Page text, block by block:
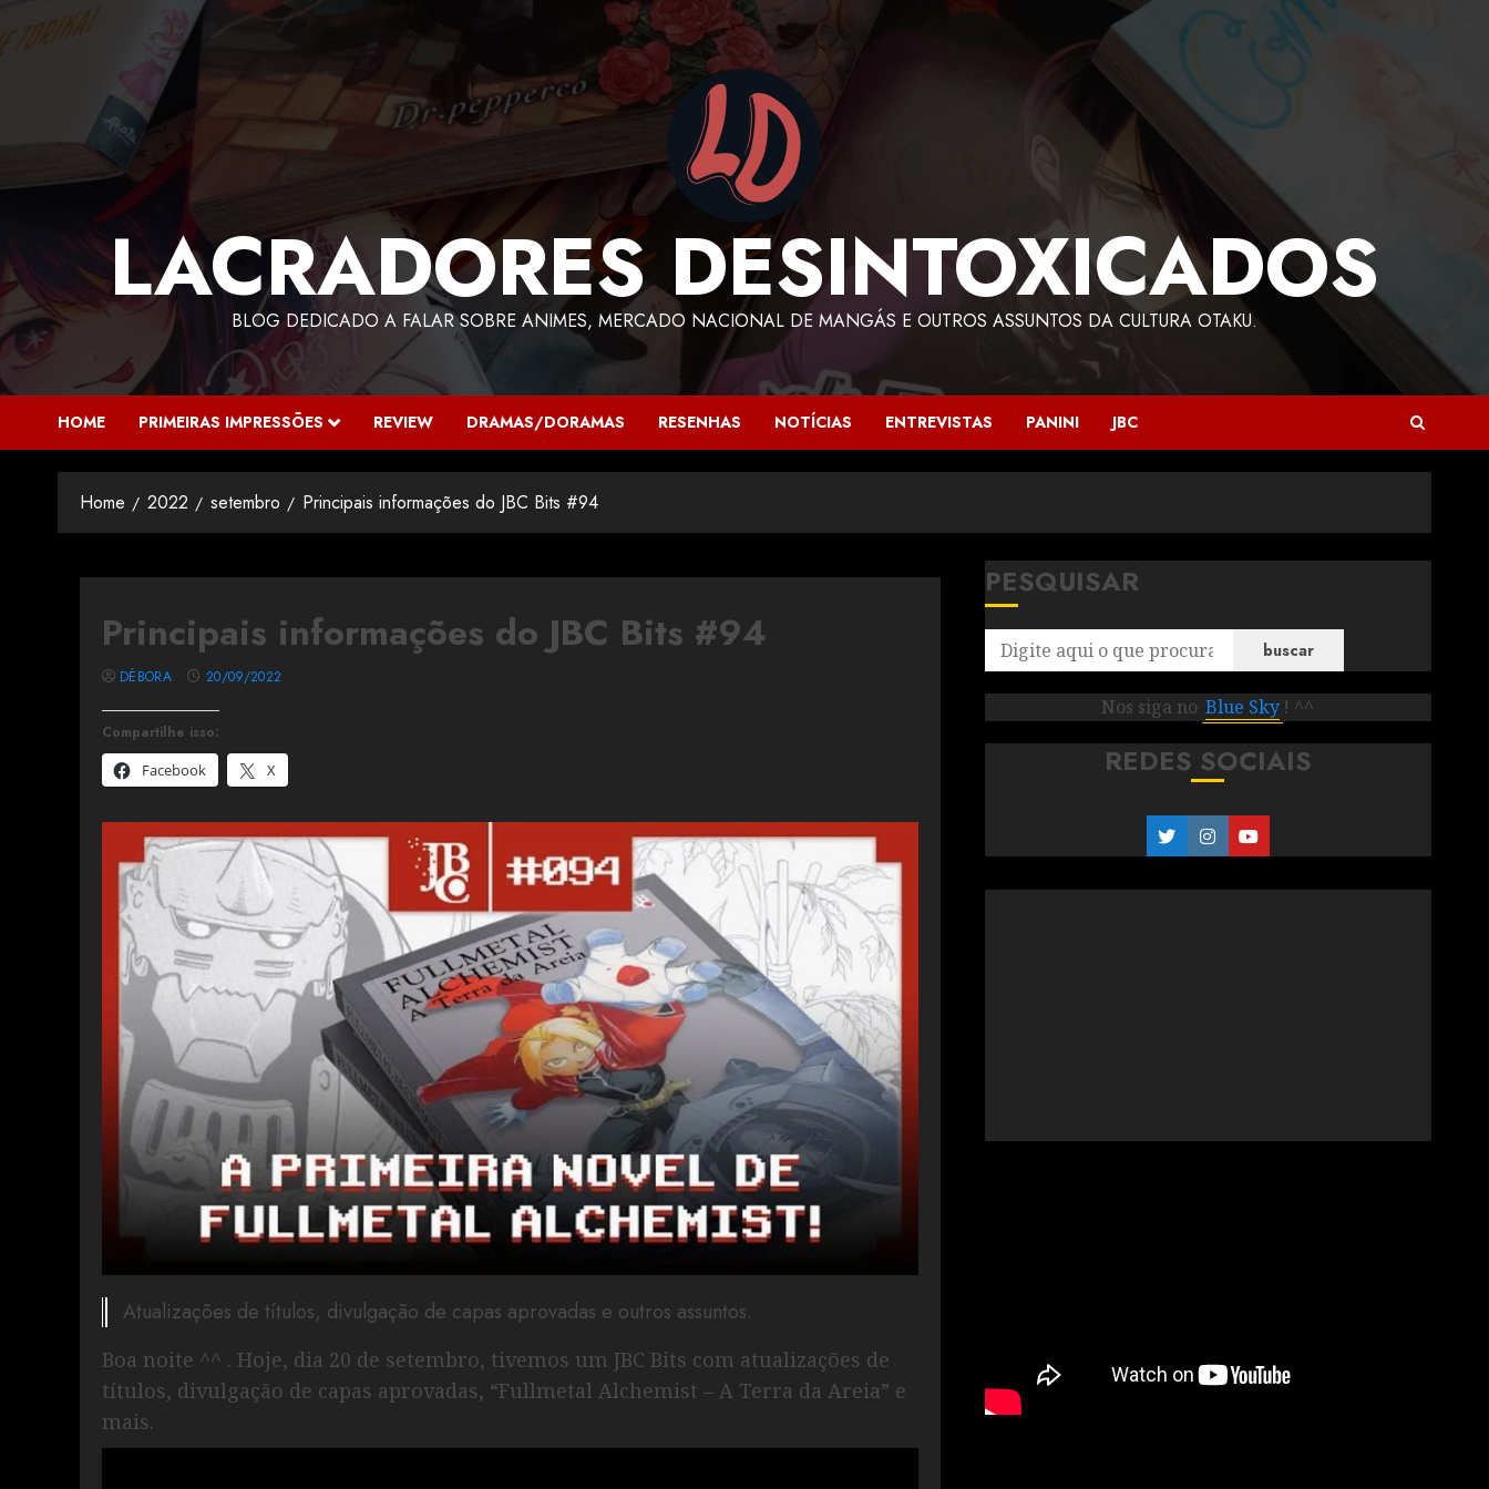
LACRADORES DESINTOXICADOS
BLOG DEDICADO A FALAR SOBRE ANIMES, MERCADO NACIONAL DE MANGÁS E OUTROS ASSUNTOS DA CULTURA OTAKU.
HOME PRIMEIRAS IMPRESSÕES REVIEW DRAMAS/DORAMAS RESENHAS NOTÍCIAS ENTREVISTAS PANINI JBC
Home 2022 setembro Principais informações do JBC Bits #94
Principais informações do JBC Bits #94
Compartilhe isso:
Facebook
X
DÉBORA 20/09/2022
Atualizações de títulos, divulgação de capas aprovadas e outros assuntos.
Boa noite ^^ . Hoje, dia 20 de setembro, tivemos um JBC Bits com atualizações de
títulos, divulgação de capas aprovadas, “Fullmetal Alchemist – A Terra da Areia” e
mais.
PESQUISAR
buscar
Nos siga no Blue Sky ! ^^
REDES SOCIAIS